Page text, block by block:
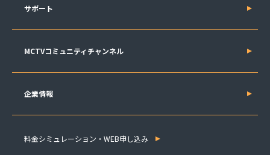
サポート
MCTVコミュニティチャンネル
企業情報
料金シミュレーション・WEB申し込み